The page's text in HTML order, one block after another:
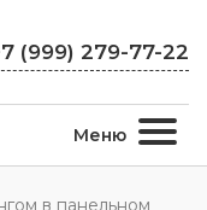
(999) 279-77-22
Меню
в панельном